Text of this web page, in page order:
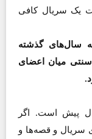
یک سریال کافی
سال‌های گذشته
میان اعضای
این متن متعلق به 5 سال پیش است. اگر
سریال و قصه‌ها و